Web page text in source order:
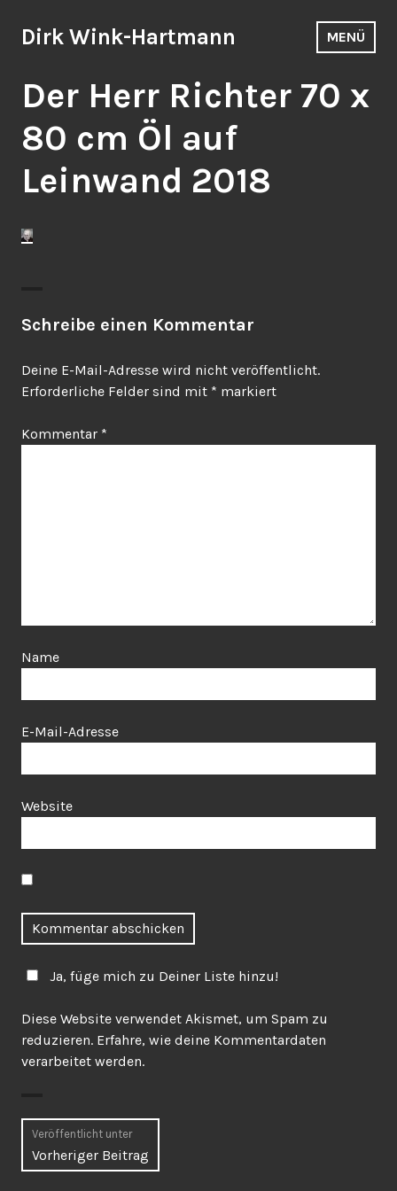
Inhalt
Dirk Wink-Hartmann MENÜ
Der Herr Richter 70 x
80 cm Öl auf
Leinwand 2018
Schreibe einen Kommentar
Deine E-Mail-Adresse wird nicht veröffentlicht.
Erforderliche Felder sind mit * markiert
Kommentar *
Name
E-Mail-Adresse
Website
Ja, füge mich zu Deiner Liste hinzu!
Diese Website verwendet Akismet, um Spam zu
reduzieren. Erfahre, wie deine Kommentardaten
verarbeitet werden.
Beitragsnavigation
Veröffentlicht unter
Vorheriger Beitrag